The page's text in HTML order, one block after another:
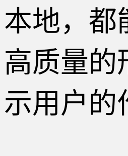
本地，都
高质量的
示用户的